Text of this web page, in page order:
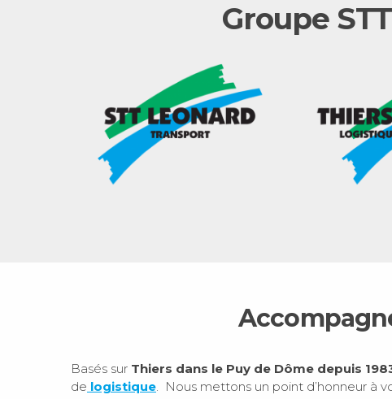
Groupe
Basés sur Thiers dans le Puy de Dôme depuis
de logistique. Nous mettons un point d’honneur à